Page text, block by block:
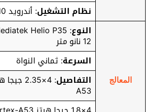
نظام التشغيل: أندرويد 10
المعالج
النوع
12 نانو متر
السرعة: ثماني النواة
التفاصيل
A53